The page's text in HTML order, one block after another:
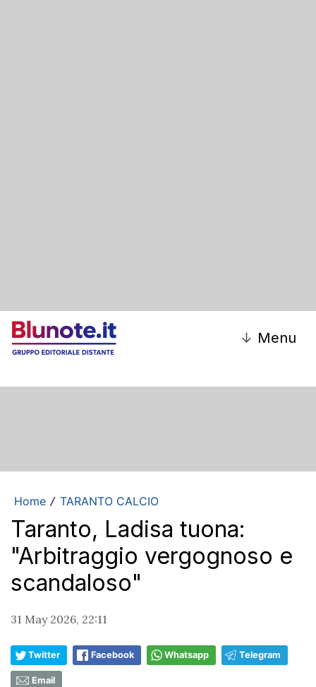
↓ Menu
Home / TARANTO CALCIO
Taranto, Ladisa tuona:
"Arbitraggio vergognoso e
scandaloso"
31 May 2026, 22:11
Twitter Facebook Whatsapp Telegram
Email